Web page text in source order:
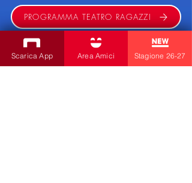
PROGRAMMA TEATRO RAGAZZI
25/26
Scarica App Area Amici Stagione 26-27